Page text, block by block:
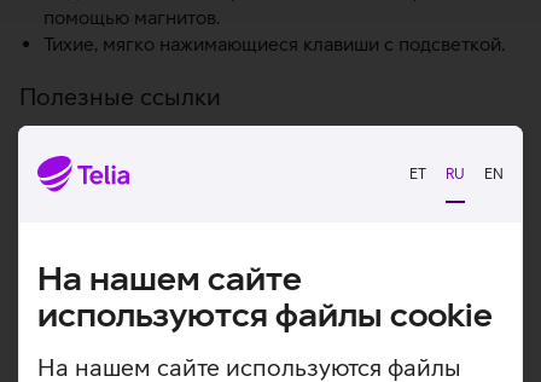
ET RU EN
На нашем сайте
используются файлы cookie
На нашем сайте используются файлы
помощью магнитов.
Тихие, мягко нажимающиеся клавиши с подсветкой.
Полезные ссылки